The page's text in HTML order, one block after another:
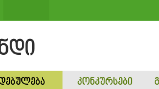
კონკურსები